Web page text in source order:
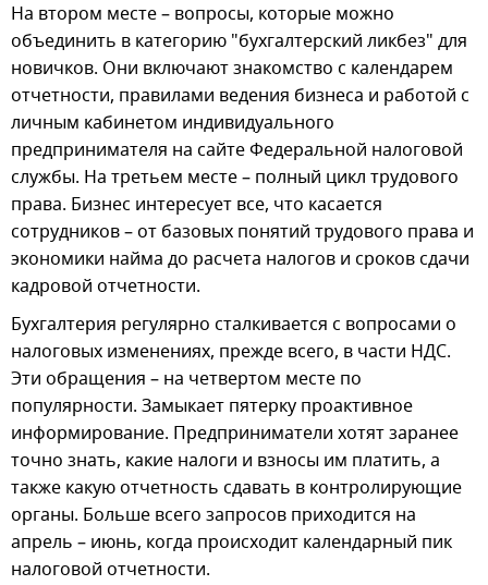
На втором месте – вопросы, которые можно
объединить в категорию "бухгалтерский ликбез" для
новичков. Они включают знакомство с календарем
отчетности, правилами ведения бизнеса и работой с
личным кабинетом индивидуального
предпринимателя на сайте Федеральной налоговой
службы. На третьем месте – полный цикл трудового
права. Бизнес интересует все, что касается
сотрудников – от базовых понятий трудового права и
экономики найма до расчета налогов и сроков сдачи
кадровой отчетности.
Бухгалтерия регулярно сталкивается с вопросами о
налоговых изменениях, прежде всего, в части НДС.
Эти обращения – на четвертом месте по
популярности. Замыкает пятерку проактивное
информирование. Предприниматели хотят заранее
точно знать, какие налоги и взносы им платить, а
также какую отчетность сдавать в контролирующие
органы. Больше всего запросов приходится на
апрель – июнь, когда происходит календарный пик
налоговой отчетности.